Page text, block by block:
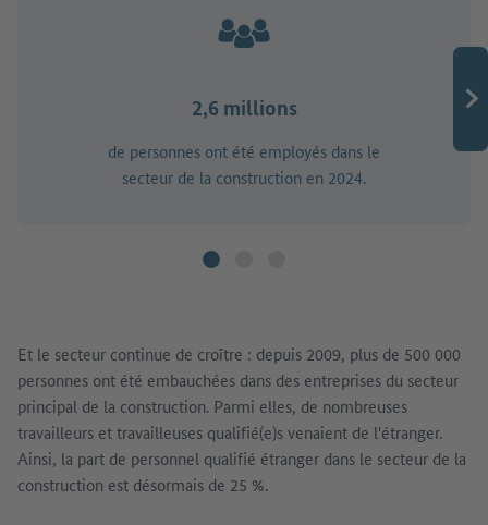
2,6 millions
de personnes ont été employés dans le
secteur de la construction en 2024.
Et le secteur continue de croître : depuis 2009, plus de 500 000
personnes ont été embauchées dans des entreprises du secteur
principal de la construction. Parmi elles, de nombreuses
travailleurs et travailleuses qualifié(e)s venaient de l'étranger.
Ainsi, la part de personnel qualifié étranger dans le secteur de la
construction est désormais de 25 %.